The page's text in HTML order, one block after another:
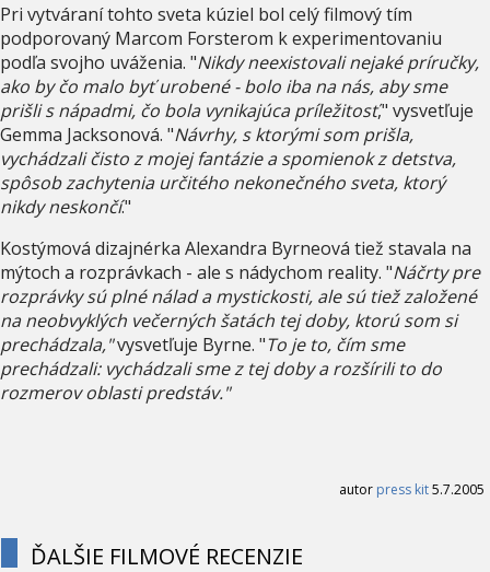
Pri vytváraní tohto sveta kúziel bol celý filmový tím
podporovaný Marcom Forsterom k experimentovaniu
podľa svojho uváženia. "Nikdy neexistovali nejaké príručky,
ako by čo malo byť urobené - bolo iba na nás, aby sme
prišli s nápadmi, čo bola vynikajúca príležitosť," vysvetľuje
Gemma Jacksonová. "Návrhy, s ktorými som prišla,
vychádzali čisto z mojej fantázie a spomienok z detstva,
spôsob zachytenia určitého nekonečného sveta, ktorý
nikdy neskončí."
Kostýmová dizajnérka Alexandra Byrneová tiež stavala na
mýtoch a rozprávkach - ale s nádychom reality. "Náčrty pre
rozprávky sú plné nálad a mystickosti, ale sú tiež založené
na neobvyklých večerných šatách tej doby, ktorú som si
prechádzala,"vysvetľuje Byrne. "To je to, čím sme
prechádzali: vychádzali sme z tej doby a rozšírili to do
rozmerov oblasti predstáv."
autor press kit5.7.2005
ĎALŠIE FILMOVÉ RECENZIE